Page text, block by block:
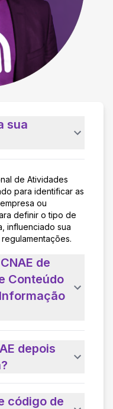
sua
de Atividades
para identificar as
ou
definir o tipo de
influenciado sua
de
Conteúdo
depois
código de